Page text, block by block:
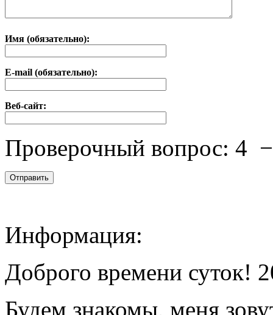
Имя (обязательно):
E-mail (обязательно):
Веб-сайт:
Проверочный вопрос: 4
Информация:
Доброго времени суток!
Будем знакомы, меня